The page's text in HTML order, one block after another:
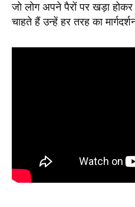
जो लोग अपने पैरों पर खड़ा
चाहते हैं उन्हें हर तरह का